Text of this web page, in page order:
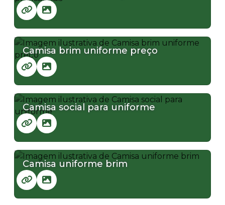
Camisa brim uniforme preço
Camisa social para uniforme
Camisa uniforme brim